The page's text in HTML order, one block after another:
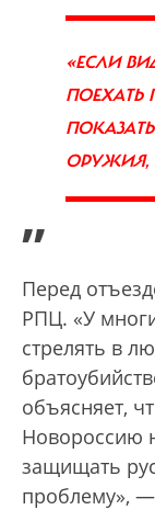
«ЕСЛИ
ПОЕХАТЬ
ОРУЖИЯ,
”
Перед
РПЦ. «У
стрелять в
объясняет,
Новороссию
защищать
проблему»,